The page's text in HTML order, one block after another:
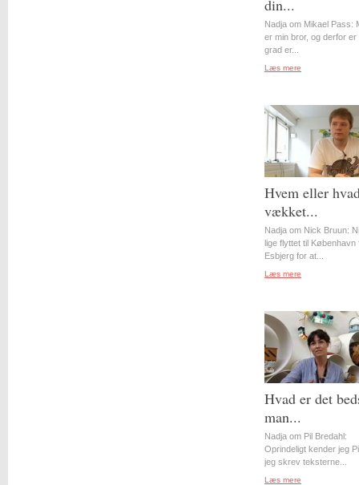
din...
Nadja om Mikael Pass:
er min bror, og derfor er
grad er...
Læs mere
Hvem eller
vækket...
Nadja om Nick Bruun:
lige flyttet til København
Esbjerg for at...
Læs mere
Hvad er det
man...
Nadja om Pil Bredahl:
Oprindeligt kender jeg
jeg skrev teksterne...
Læs mere